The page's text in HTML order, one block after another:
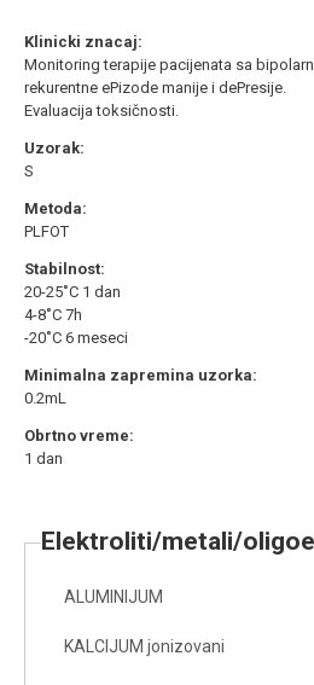
Klinicki znacaj:
Monitoring terapije pacijenata sa
rekurentne ePizode manije i dePresije.
Evaluacija toksičnosti.
Uzorak:
S
Metoda:
PLFOT
Stabilnost:
20-25˚C 1 dan
4-8˚C 7h
-20˚C 6 meseci
Minimalna zapremina uzorka:
0.2mL
Obrtno vreme:
1 dan
elektroliti/metali/
ALUMINIJUM
KALCIJUM jonizovani